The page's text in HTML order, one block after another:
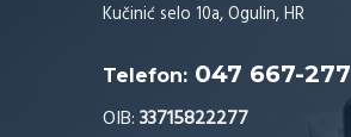
Kučinić selo 10a, Ogulin, HR
Telefon: 047 667-277
OIB:33715822277